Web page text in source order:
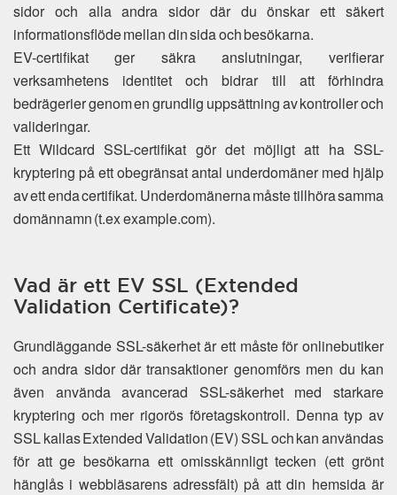
sidor och alla andra sidor där du önskar ett säkert
informationsflöde mellan din sida och besökarna.
EV-certifikat ger säkra anslutningar, verifierar
verksamhetens identitet och bidrar till att förhindra
bedrägerier genom en grundlig uppsättning av kontroller och
valideringar.
Ett Wildcard SSL-certifikat gör det möjligt att ha SSL-
kryptering på ett obegränsat antal underdomäner med hjälp
av ett enda certifikat. Underdomänerna måste tillhöra samma
domännamn (t.ex example.com).
Vad är ett EV SSL (Extended
Validation Certificate)?
Grundläggande SSL-säkerhet är ett måste för onlinebutiker
och andra sidor där transaktioner genomförs men du kan
även använda avancerad SSL-säkerhet med starkare
kryptering och mer rigorös företagskontroll. Denna typ av
SSL kallas Extended Validation (EV) SSL och kan användas
för att ge besökarna ett omisskännligt tecken (ett grönt
hänglås i webbläsarens adressfält) på att din hemsida är